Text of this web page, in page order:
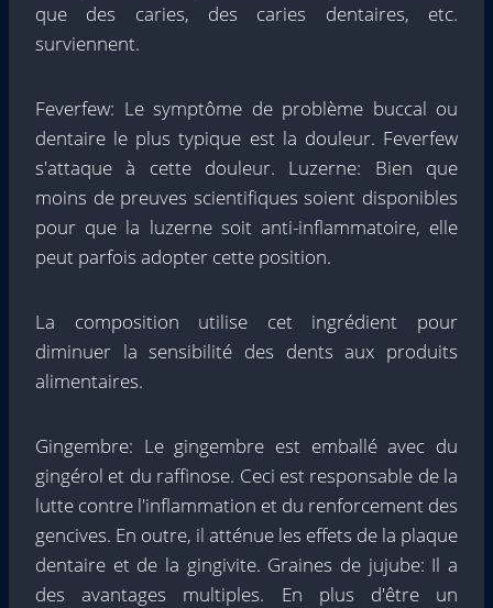
que des caries, des caries dentaires, etc.
surviennent.
Feverfew: Le symptôme de problème buccal ou
dentaire le plus typique est la douleur. Feverfew
s'attaque à cette douleur. Luzerne: Bien que
moins de preuves scientifiques soient disponibles
pour que la luzerne soit anti-inflammatoire, elle
peut parfois adopter cette position.
La composition utilise cet ingrédient pour
diminuer la sensibilité des dents aux produits
alimentaires.
Gingembre: Le gingembre est emballé avec du
gingérol et du raffinose. Ceci est responsable de la
lutte contre l'inflammation et du renforcement des
gencives. En outre, il atténue les effets de la plaque
dentaire et de la gingivite. Graines de jujube: Il a
des avantages multiples. En plus d'être un